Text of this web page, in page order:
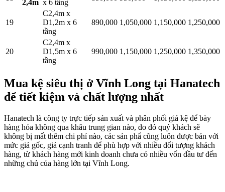
2,4m x 6 tầng
19
C2,4m x
D1,2m x 6
tầng
890,000 1,050,000 1,150,000 1,250,000
20
C2,4m x
D1,5m x 6
tầng
990,000 1,150,000 1,250,000 1,350,000
Mua kệ siêu thị ở Vĩnh Long tại Hanatech
để tiết kiệm và chất lượng nhất
Hanatech là công ty trực tiếp sản xuất và phân phối giá kệ để bày
hàng hóa không qua khâu trung gian nào, do đó quý khách sẽ
không bị mất thêm chi phí nào, các sản phẩ cũng luôn được bán với
mức giá gốc, giá cạnh tranh để phù hợp với nhiều đối tượng khách
hàng, từ khách hàng mới kinh doanh chưa có nhiều vốn đầu tư đến
những chủ của hàng lớn tại Vĩnh Long.